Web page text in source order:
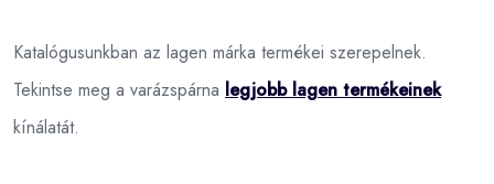
Katalógusunkban az lagen márka termékei szerepelnek.
Tekintse meg a varázspárna legjobb lagen termékeinek
kínálatát.